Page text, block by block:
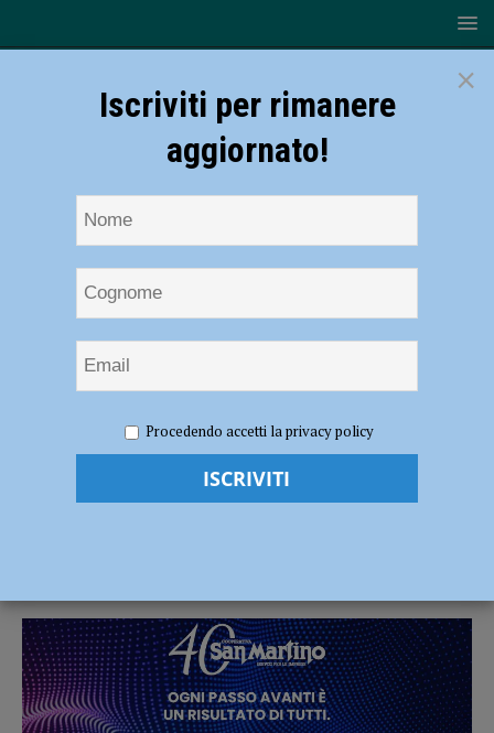
segretario nazionale del Pd
Paola De Micheli vice segretario
×
Iscriviti per rimanere
aggiornato!
Procedendo accetti la privacy policy